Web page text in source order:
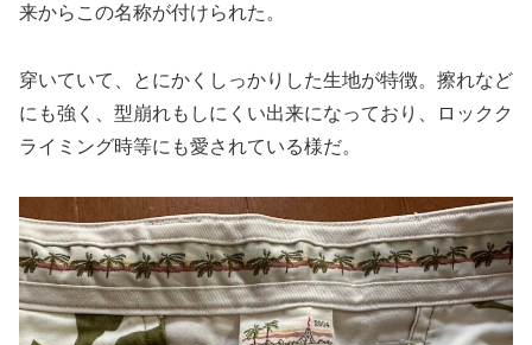
来からこの名称が付けられた。
穿いていて、とにかくしっかりした生地が特徴。擦れなど
にも強く、型崩れもしにくい出来になっており、ロックク
ライミング時等にも愛されている様だ。